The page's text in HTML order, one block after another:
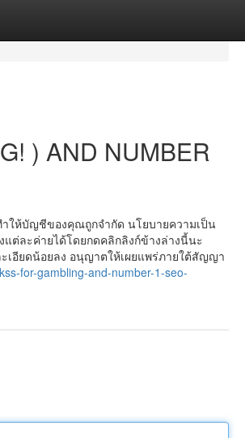
) AND NUMBER
ำให้บัญชีของคุณถูกจำกัด นโยบายความเป็น
แต่ละค่ายได้โดยกดคลิกลิงก์ข้างล่างนี้นะ
เอียดน้อยลง อนุญาตให้เผยแพร่ภายใต้สัญญา
for-gambling-and-number-1-seo-